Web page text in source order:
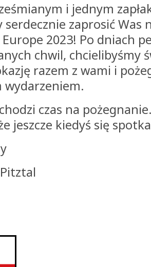
i jednym
serdecznie zaprosić Was
2023! Po dniach
chwil, chcielibyśmy
razem z wami i
czas na
jeszcze kiedyś się